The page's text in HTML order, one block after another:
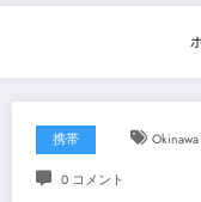
携帯 Okinawa
0 コメント